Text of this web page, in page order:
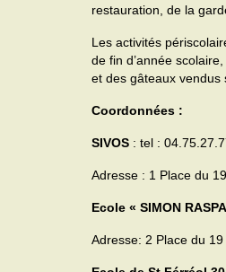
restauration, de la
Les activités
de fin d’année
et des gâteaux vendus
Coordonnées :
SIVOS : tel :
Adresse : 1 Place
Ecole « SIMON
Adresse: 2 Place du